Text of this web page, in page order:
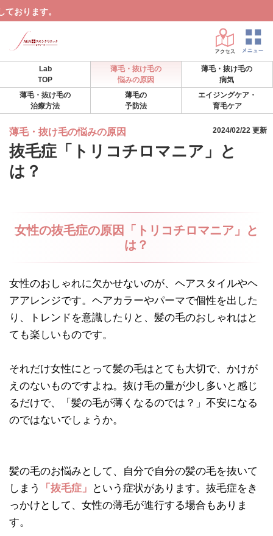
Lab
TOP
薄毛・抜け毛の
悩みの原因
薄毛・抜け毛の
病気
薄毛・抜け毛の
治療方法
薄毛の
予防法
エイジングケア・
育毛ケア
薄毛・抜け毛の悩みの原因
抜毛症「トリコチロマニア」と
は？
2024/02/22 更新
女性の抜毛症の原因「トリコチロマニア」と
は？
女性のおしゃれに欠かせないのが、ヘアスタイルやヘ
アアレンジです。ヘアカラーやパーマで個性を出した
り、トレンドを意識したりと、髪の毛のおしゃれはと
ても楽しいものです。
それだけ女性にとって髪の毛はとても大切で、かけが
えのないものですよね。抜け毛の量が少し多いと感じ
るだけで、「髪の毛が薄くなるのでは？」不安になる
のではないでしょうか。
髪の毛のお悩みとして、自分で自分の髪の毛を抜いて
しまう
「抜毛症」
という症状があります。抜毛症をき
っかけとして、女性の薄毛が進行する場合もありま
す。